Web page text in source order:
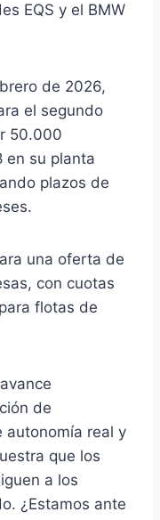
EQS y el BMW
de 2026,
el segundo
50.000
en su planta
plazos de
una oferta de
con cuotas
flotas de
de
autonomía real y
que los
a los
¿Estamos ante